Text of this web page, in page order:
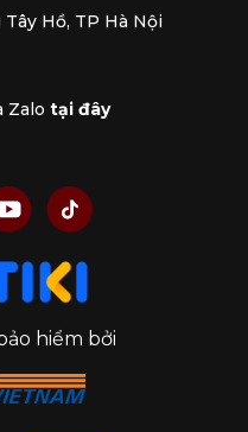
Hồ, TP Hà Nội
Zalo tại đây
hiểm bởi